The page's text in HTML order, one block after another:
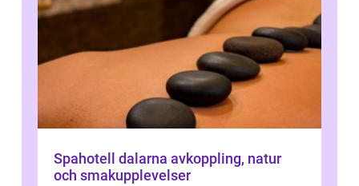
Spahotell dalarna avkoppling, natur
och smakupplevelser